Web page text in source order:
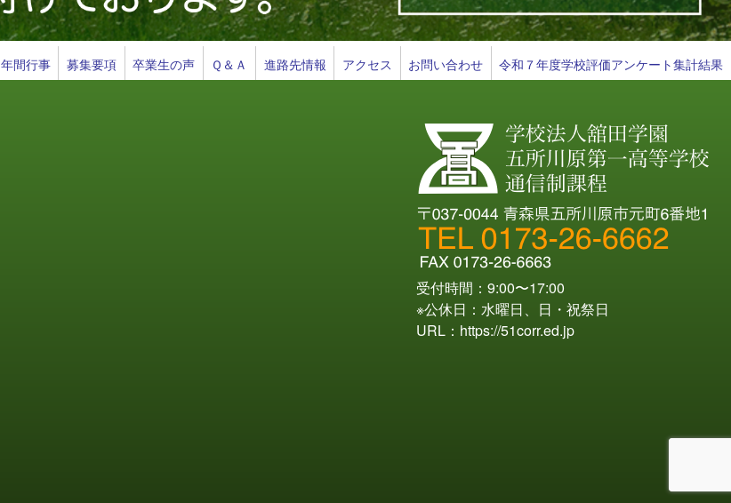
年間行事 募集要項 卒業生の声 Ｑ＆Ａ 進路先情報 アクセス お問い合わせ 令和７年度学校評価アンケート集計結果
受付時間：9:00〜17:00
※公休日：水曜日、日・祝祭日
URL： https://51corr.ed.jp